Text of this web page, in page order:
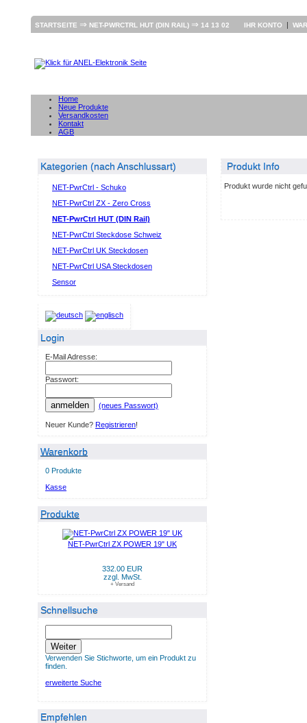
STARTSEITE ⇒ NET-PWRCTRL HUT (DIN RAIL) ⇒ 14 13 02 IHR KONTO |
Home
Neue Produkte
Versandkosten
Kontakt
AGB
Kategorien (nach Anschlussart)
NET-PwrCtrl - Schuko
NET-PwrCtrl ZX - Zero Cross
NET-PwrCtrl HUT (DIN Rail)
NET-PwrCtrl Steckdose Schweiz
NET-PwrCtrl UK Steckdosen
NET-PwrCtrl USA Steckdosen
Sensor
Login
E-Mail Adresse:
Passwort:
anmelden (neues Passwort)
Neuer Kunde? Registrieren!
Warenkorb
0 Produkte
Kasse
Produkte
NET-PwrCtrl ZX POWER 19" UK
332.00 EUR
zzgl. MwSt.
+ Versand
Schnellsuche
Weiter
Verwenden Sie Stichworte, um ein Produkt zu
finden.
erweiterte Suche
Empfehlen
Produkt Info
Produkt wurde nicht